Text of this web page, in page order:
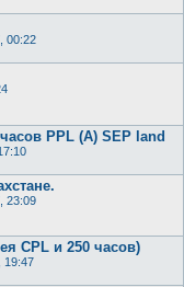
00:22
PPL (A) SEP land
23:09
CPL и 250 часов)
19:47